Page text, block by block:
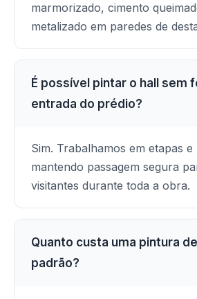
marmorizado, cimento
metalizado em paredes de
É possível pintar o hall sem
entrada do prédio?
Sim. Trabalhamos em etapas
mantendo passagem segura
visitantes durante toda a obra.
Quanto custa uma pintura
padrão?